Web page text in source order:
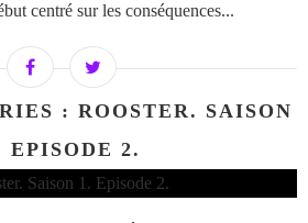
centré sur les conséquences...
: ROOSTER. SAISON
EPISODE 2.